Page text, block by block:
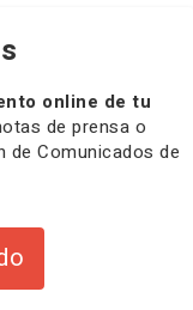
online de tu
de prensa o
de Comunicados de